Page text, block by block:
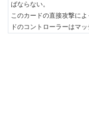
ばならない。
このカードの直接攻撃に
ドのコントローラーはマッ